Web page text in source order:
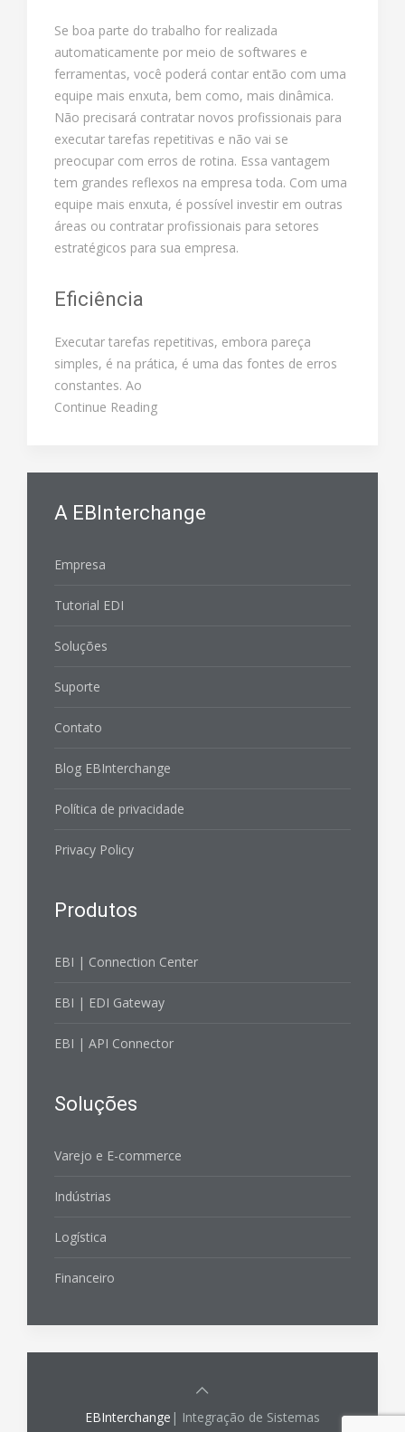
Se boa parte do trabalho for realizada
automaticamente por meio de softwares e
ferramentas, você poderá contar então com uma
equipe mais enxuta, bem como, mais dinâmica.
Não precisará contratar novos profissionais para
executar tarefas repetitivas e não vai se
preocupar com erros de rotina. Essa vantagem
tem grandes reflexos na empresa toda. Com uma
equipe mais enxuta, é possível investir em outras
áreas ou contratar profissionais para setores
estratégicos para sua empresa.
Eficiência
Executar tarefas repetitivas, embora pareça
simples, é na prática, é uma das fontes de erros
constantes. Ao
Continue Reading
A EBInterchange
Empresa
Tutorial EDI
Soluções
Suporte
Contato
Blog EBInterchange
Política de privacidade
Privacy Policy
Produtos
EBI | Connection Center
EBI | EDI Gateway
EBI | API Connector
Soluções
Varejo e E-commerce
Indústrias
Logística
Financeiro
EBInterchange | Integração de Sistemas